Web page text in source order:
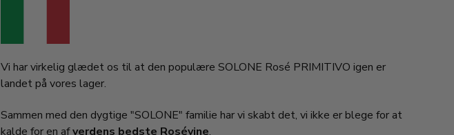
Vi har virkelig glædet os til at den populære SOLONE Rosé PRIMITIVO igen er
landet på vores lager.​
Sammen med den dygtige "SOLONE" familie har vi skabt det, vi ikke er blege for at
kalde for en af ​​verdens bedste Rosévine.